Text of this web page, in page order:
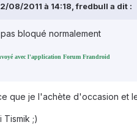
08/2011 à 14:18, fredbull a dit :
bloqué normalement
avec l'application Forum Frandroid
que je l'achète d'occasion et
Tismik ;)